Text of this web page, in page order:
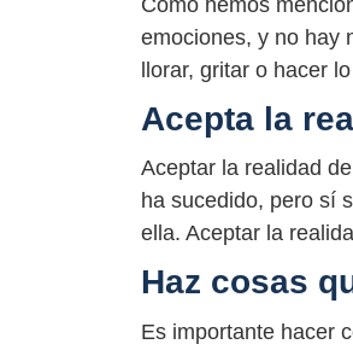
Como hemos
emociones, y no hay
llorar, gritar o hacer
Acepta la
Aceptar la realidad
ha sucedido, pero sí
ella. Aceptar la
Haz cosas
Es importante hacer